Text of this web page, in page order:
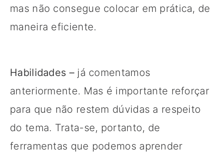
mas não consegue colocar em prática, de
maneira eficiente.
Habilidades –já comentamos
anteriormente. Mas é importante reforçar
para que não restem dúvidas a respeito
do tema. Trata-se, portanto, de
ferramentas que podemos aprender